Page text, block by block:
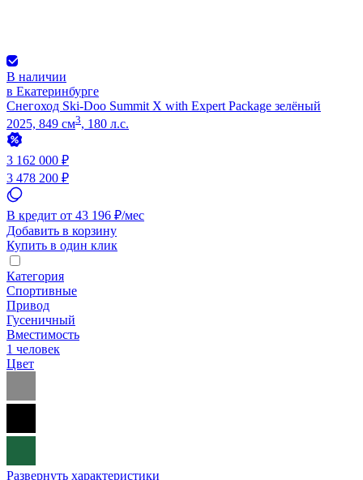
В наличии
в Екатеринбурге
Снегоход Ski-Doo Summit X with Expert Package зелёный
2025, 849 см3, 180 л.с.
3 162 000 ₽
3 478 200 ₽
В кредит от 43 196 ₽/мес
Добавить в корзину
Купить в один клик
Категория
Спортивные
Привод
Гусеничный
Вместимость
1 человек
Цвет
Развернуть характеристики